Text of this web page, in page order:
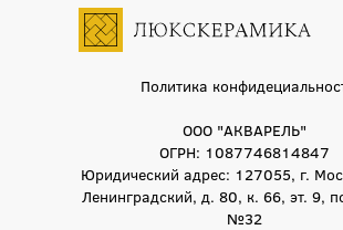
Политика
ООО "АКВАРЕЛЬ"
ОГРН: 1087746814847
Юридический адрес: 127055, г.
Ленинградский, д. 80, к. 66, эт. 9,
№32